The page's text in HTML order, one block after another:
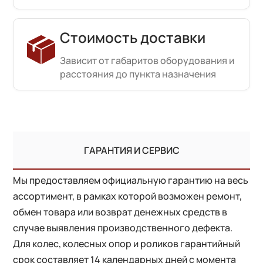
Стоимость доставки
Зависит от габаритов оборудования и
расстояния до пункта назначения
ГАРАНТИЯ И СЕРВИС
Мы предоставляем официальную гарантию на весь
ассортимент, в рамках которой возможен ремонт,
обмен товара или возврат денежных средств в
случае выявления производственного дефекта.
Для колес, колесных опор и роликов гарантийный
срок составляет 14 календарных дней с момента